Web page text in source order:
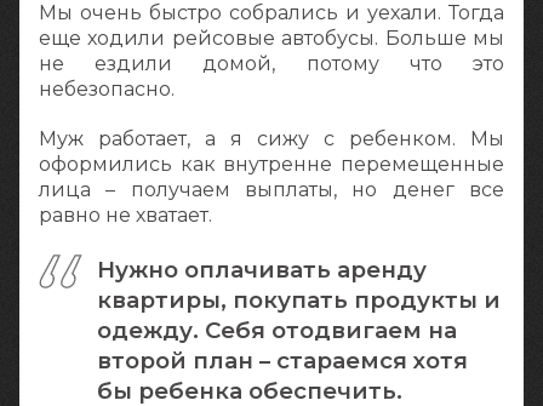
Мы очень быстро собрались и уехали. Тогда
еще ходили рейсовые автобусы. Больше мы
не ездили домой, потому что это
небезопасно.
Муж работает, а я сижу с ребенком. Мы
оформились как внутренне перемещенные
лица – получаем выплаты, но денег все
равно не хватает.
Нужно оплачивать аренду
квартиры, покупать продукты и
одежду. Себя отодвигаем на
второй план – стараемся хотя
бы ребенка обеспечить.